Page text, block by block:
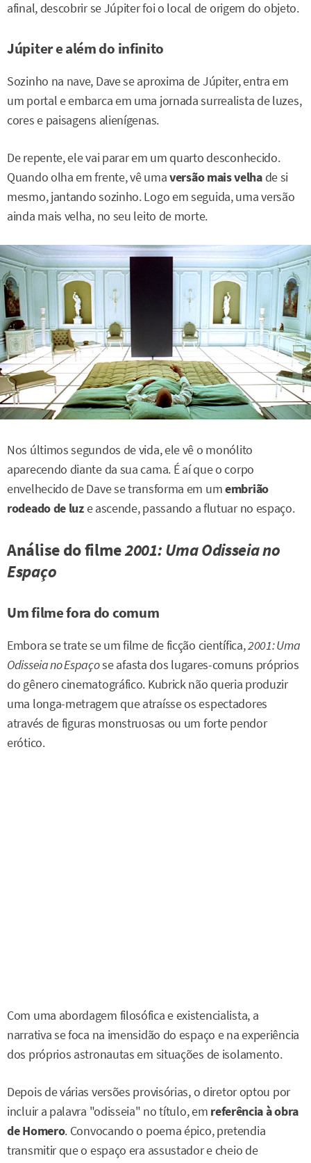
afinal, descobrir se Júpiter foi o local de origem do objeto.
Júpiter e além do infinito
Sozinho na nave, Dave se aproxima de Júpiter, entra em
um portal e embarca em uma jornada surrealista de luzes,
cores e paisagens alienígenas.
De repente, ele vai parar em um quarto desconhecido.
Quando olha em frente, vê umaversão mais velhade si
mesmo, jantando sozinho. Logo em seguida, uma versão
ainda mais velha, no seu leito de morte.
Nos últimos segundos de vida, ele vê o monólito
aparecendo diante da sua cama. É aí que o corpo
envelhecido de Dave se transforma em umembrião
rodeado de luze ascende, passando a flutuar no espaço.
Análise do filme2001: Uma Odisseia no
Espaço
Um filme fora do comum
Embora se trate se um filme de ficção científica,2001: Uma
Odisseia no Espaçose afasta dos lugares-comuns próprios
do gênero cinematográfico. Kubrick não queria produzir
uma longa-metragem que atraísse os espectadores
através de figuras monstruosas ou um forte pendor
erótico.
Com uma abordagem filosófica e existencialista, a
narrativa se foca na imensidão do espaço e na experiência
dos próprios astronautas em situações de isolamento.
Depois de várias versões provisórias, o diretor optou por
incluir a palavra "odisseia" no título, em referência à obra
de Homero. Convocando o poema épico, pretendia
transmitir que o espaço era assustador e cheio de